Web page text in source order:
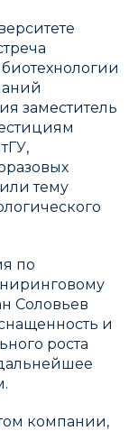
заместитель
тему
по
Соловьев
и
роста
компании,